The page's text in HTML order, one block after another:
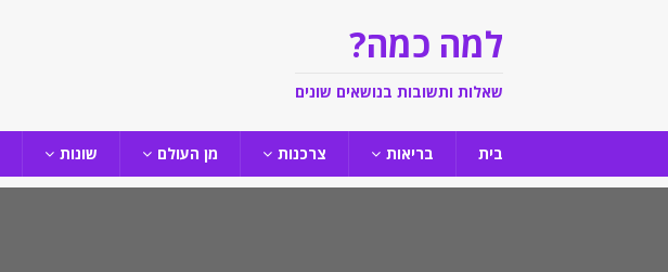
למה כמה?
שאלות ותשובות בנושאים שונים
בית בריאות צרכנות מן העולם שונות